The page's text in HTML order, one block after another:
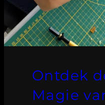
Ontdek
Magie